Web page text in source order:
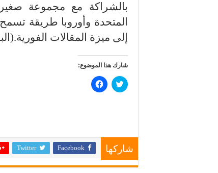
بالشراكة مع مجموعة
المتحدة وأوروبا طريقة
إلى ميزة المقالات
شارك هذا الموضوع:
ا
ض
ا
ك
ة
ع
ل
ا
ن
ر
ة
ل
شاركها Facebook
Twitter